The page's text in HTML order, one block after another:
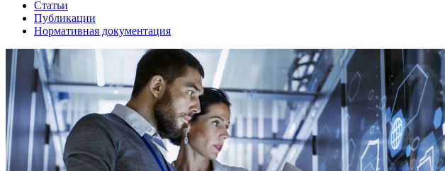
Статьи
Публикации
Нормативная документация